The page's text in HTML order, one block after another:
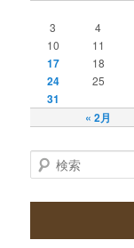
« 2月
3 4
10 11
17 18
24 25
31
検索